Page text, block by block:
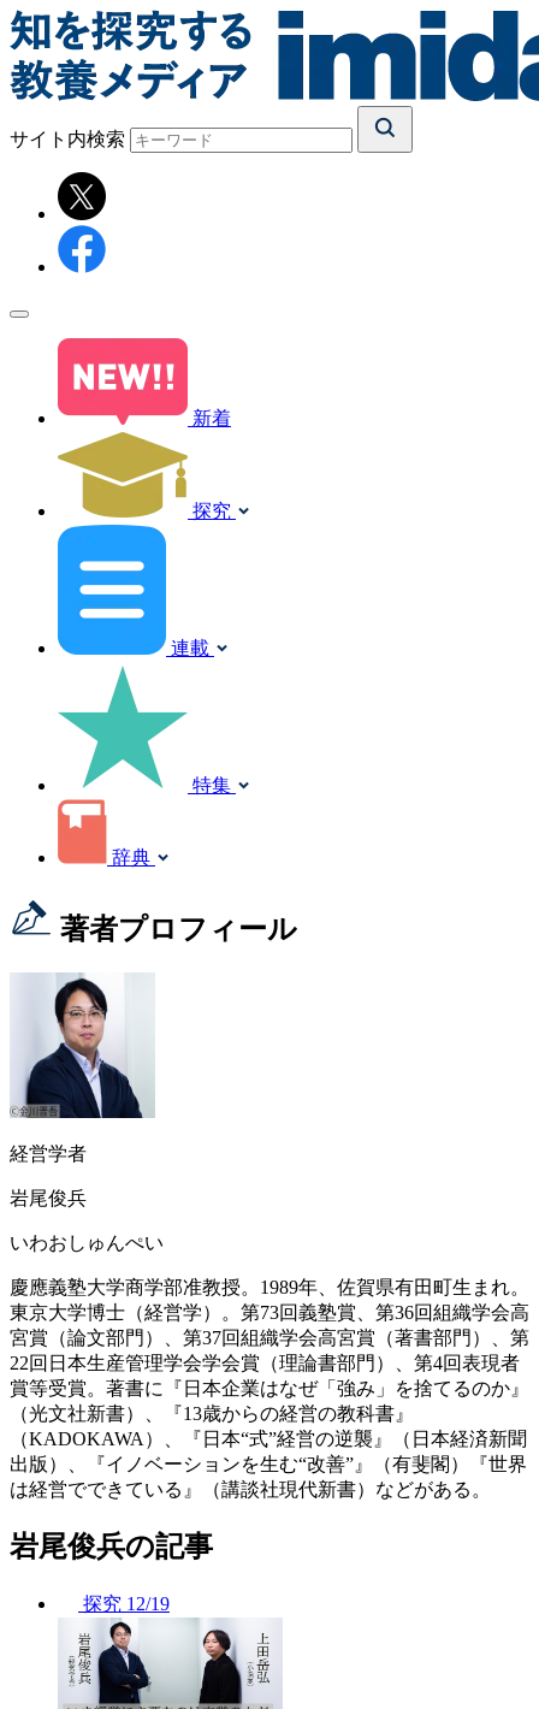
サイト内検索
新着
探究
連載
特集
辞典
著者プロフィール
経営学者
岩尾俊兵
いわおしゅんぺい
慶應義塾大学商学部准教授。1989年、佐賀県有田町生まれ。
東京大学博士（経営学）。第73回義塾賞、第36回組織学会高
宮賞（論文部門）、第37回組織学会高宮賞（著書部門）、第
22回日本生産管理学会学会賞（理論書部門）、第4回表現者
賞等受賞。著書に『日本企業はなぜ「強み」を捨てるのか』
（光文社新書）、『13歳からの経営の教科書』
（KADOKAWA）、『日本“式”経営の逆襲』（日本経済新聞
出版）、『イノベーションを生む“改善”』（有斐閣）『世界
は経営でできている』（講談社現代新書）などがある。
岩尾俊兵の記事
探究 12/19